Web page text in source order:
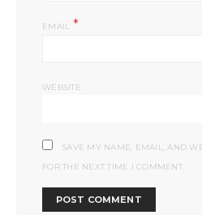
EMAIL *
WEBSITE
SAVE MY NAME, EMAIL, AND
FOR THE NEXT TIME I COMMENT.